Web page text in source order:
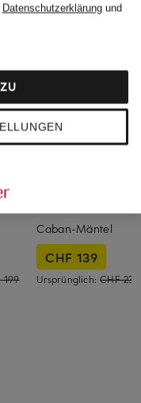
199
Caban-Mäntel
CHF 139
Ursprünglich:CHF 239
Datenschutzerklärungund